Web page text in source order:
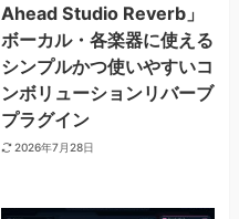
Ahead Studio Reverb」
ボーカル・各楽器に使える
シンプルかつ使いやすいコ
ンボリューションリバーブ
プラグイン
2026年7月28日